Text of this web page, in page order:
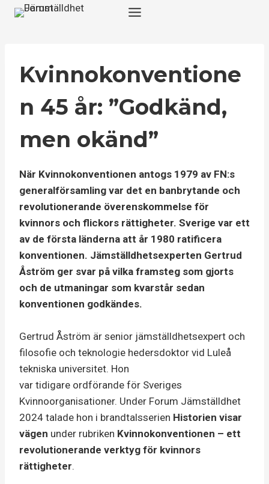
Skip
Kvinnokonventione
n 45 år: ”Godkänd,
men okänd”
När Kvinnokonventionen antogs 1979 av FN:s
generalförsamling var det en banbrytande och
revolutionerande överenskommelse för
kvinnors och flickors rättigheter. Sverige var ett
av de första länderna att år 1980 ratificera
konventionen. Jämställdhetsexperten Gertrud
Åström ger svar på vilka framsteg som gjorts
och de utmaningar som kvarstår sedan
konventionen godkändes.
Gertrud Åström är senior jämställdhetsexpert och
filosofie och teknologie hedersdoktor vid Luleå
tekniska universitet. Hon
var tidigare ordförande för Sveriges
Kvinnoorganisationer. Under Forum Jämställdhet
2024 talade hon i brandtalsserien Historien visar
vägen under rubriken Kvinnokonventionen – ett
revolutionerande verktyg för kvinnors
rättigheter.